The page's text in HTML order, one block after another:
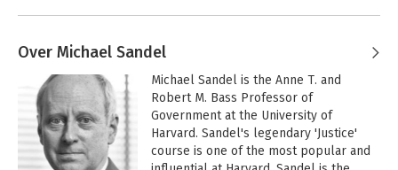
Over Michael Sandel
Michael Sandel is the Anne T. and
Robert M. Bass Professor of
Government at the University of
Harvard. Sandel's legendary 'Justice'
course is one of the most popular and